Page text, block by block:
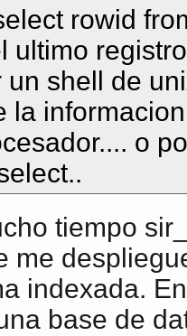
rowid
ultimo
un shell de
la
o
tiempo
me
indexada.
base de